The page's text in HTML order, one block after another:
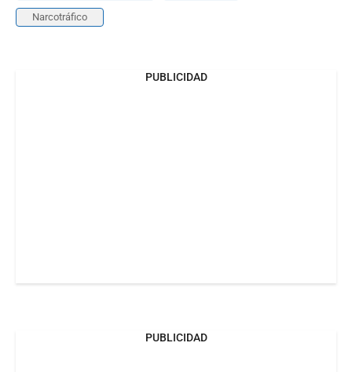
Narcotráfico
PUBLICIDAD
PUBLICIDAD